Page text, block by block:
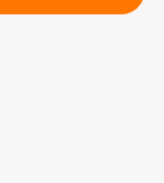
17 novembre 2025 >